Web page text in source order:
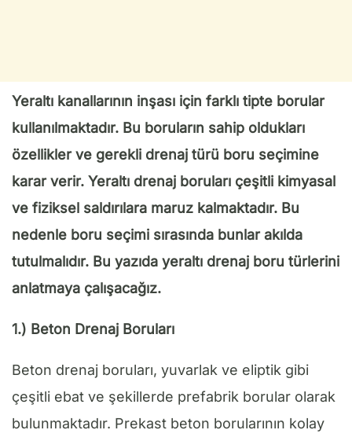
Yeraltı kanallarının inşası için farklı tipte borular
kullanılmaktadır. Bu boruların sahip oldukları
özellikler ve gerekli drenaj türü boru seçimine
karar verir. Yeraltı drenaj boruları çeşitli kimyasal
ve fiziksel saldırılara maruz kalmaktadır. Bu
nedenle boru seçimi sırasında bunlar akılda
tutulmalıdır. Bu yazıda yeraltı drenaj boru türlerini
anlatmaya çalışacağız.
1.) Beton Drenaj Boruları
Beton drenaj boruları, yuvarlak ve eliptik gibi
çeşitli ebat ve şekillerde prefabrik borular olarak
bulunmaktadır. Prekast beton borularının kolay